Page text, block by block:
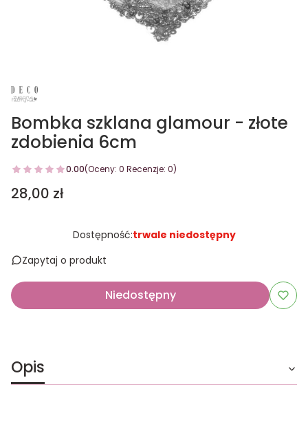
Bombka szklana glamour - złote
zdobienia 6cm
0.00(Oceny: 0 Recenzje: 0)
Cena
28,00 zł
Dostępność:trwale niedostępny
Zapytaj o produkt
Niedostępny
Opis